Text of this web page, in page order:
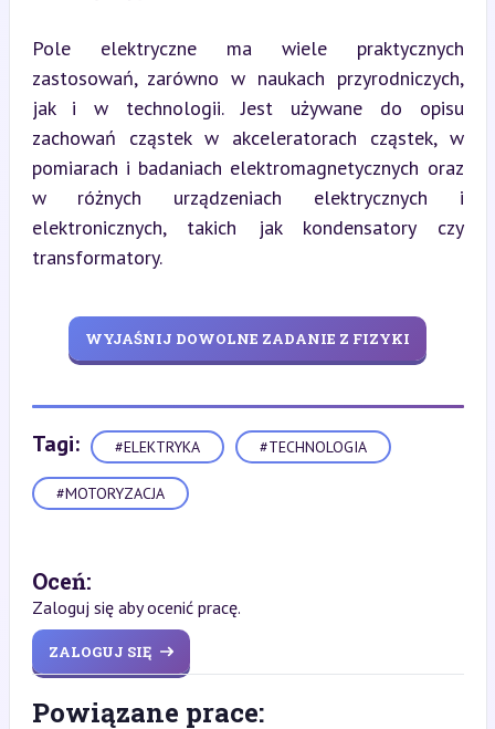
Pole elektryczne ma wiele praktycznych
zastosowań, zarówno w naukach przyrodniczych,
jak i w technologii. Jest używane do opisu
zachowań cząstek w akceleratorach cząstek, w
pomiarach i badaniach elektromagnetycznych oraz
w różnych urządzeniach elektrycznych i
elektronicznych, takich jak kondensatory czy
transformatory.
WYJAŚNIJ DOWOLNE ZADANIE Z FIZYKI
Tagi: #ELEKTRYKA #TECHNOLOGIA
#MOTORYZACJA
Oceń:
Zaloguj się aby ocenić pracę.
ZALOGUJ SIĘ
Powiązane prace: